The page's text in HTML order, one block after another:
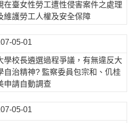
在臺女性勞工遭性侵害案件之處理
維護勞工人權及安全保障
05-01
學校長遴選過程爭議，有無違反大
自治精神? 監察委員包宗和、仉桂
申請自動調查
05-01